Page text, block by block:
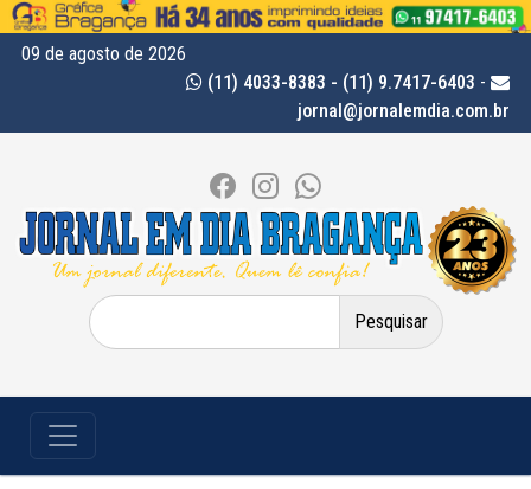
09 de agosto de 2026
(11) 4033-8383 - (11) 9.7417-6403 -
jornal@jornalemdia.com.br
Pesquisar
por: